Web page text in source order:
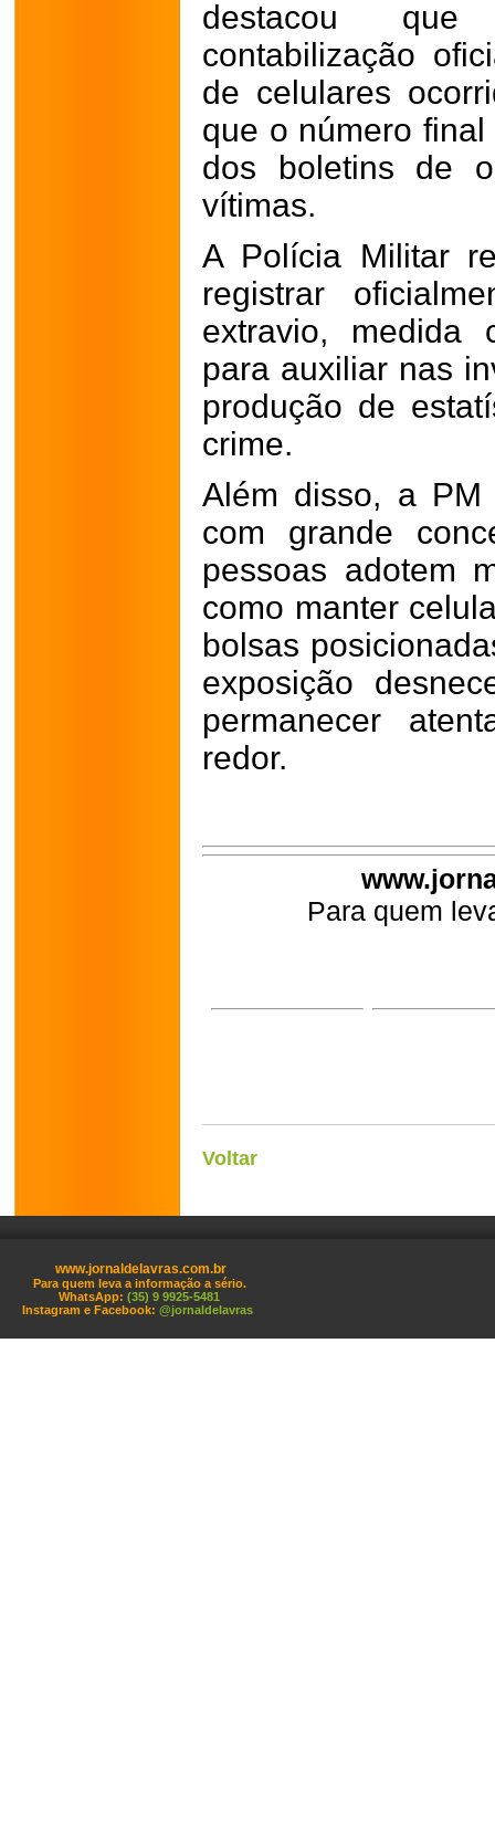
destacou
contabilização
de celulares
que o número
dos boletins de
vítimas.
A Polícia Militar
registrar
extravio, medida
para auxiliar nas
produção de
crime.
Além disso, a PM
com grande
pessoas adotem
como manter
bolsas
exposição
permanecer
redor.
Para quem
Voltar
www.jornaldelavras.com.br
Para quem leva a informação a sério.
WhatsApp: (35) 9 9925-5481
Instagram e Facebook: @jornaldelavras